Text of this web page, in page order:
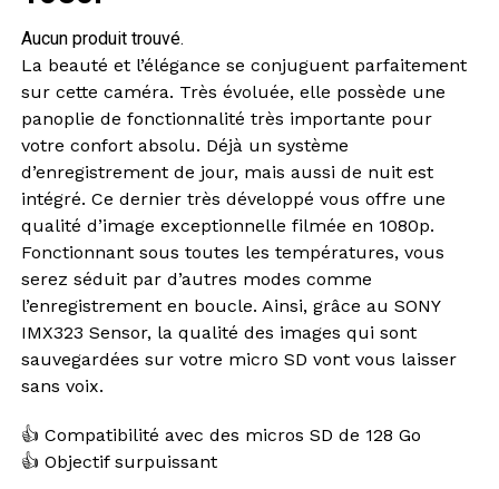
Aucun produit trouvé.
La beauté et l’élégance se conjuguent parfaitement
sur cette caméra. Très évoluée, elle possède une
panoplie de fonctionnalité très importante pour
votre confort absolu. Déjà un système
d’enregistrement de jour, mais aussi de nuit est
intégré. Ce dernier très développé vous offre une
qualité d’image exceptionnelle filmée en 1080p.
Fonctionnant sous toutes les températures, vous
serez séduit par d’autres modes comme
l’enregistrement en boucle. Ainsi, grâce au SONY
IMX323 Sensor, la qualité des images qui sont
sauvegardées sur votre micro SD vont vous laisser
sans voix.
👍 Compatibilité avec des micros SD de 128 Go
👍 Objectif surpuissant